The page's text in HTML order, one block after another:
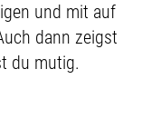
und mit auf
dann zeigst
du mutig.